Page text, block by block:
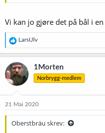
Vi kan jo gjøre det på bål i
R
e
a
k
s
j
o
e
LarsUlv
1Morten
Norbrygg-medlem
21 Mai 2020
Oberstbräu skrev: